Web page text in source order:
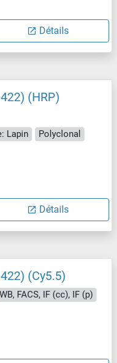
Détails
(HRP)
Lapin
Polyclonal
Détails
(Cy5.5)
WB, FACS, IF (cc), IF (p)